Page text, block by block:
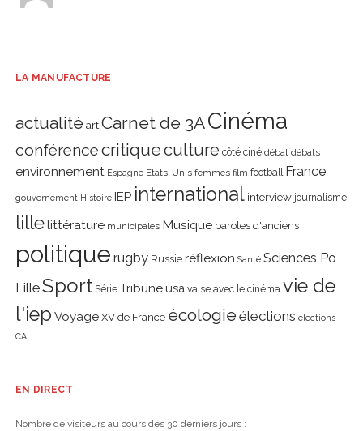
LA MANUFACTURE
actualité art Carnet de 3ACinéma
conférencecritiqueculture côté ciné débat débats
environnement Espagne Etats-Unis femmes film football France
gouvernement Histoire IEP international interview journalisme
lillelittérature municipales Musique paroles d'anciens
politique rugby Russie réflexion Santé Sciences Po
LilleSport Série Tribune usa valse avec le cinéma vie de
l'iep Voyage XV de France écologie élections élections
CA
EN DIRECT
Nombre de visiteurs au cours des 30 derniers jours :